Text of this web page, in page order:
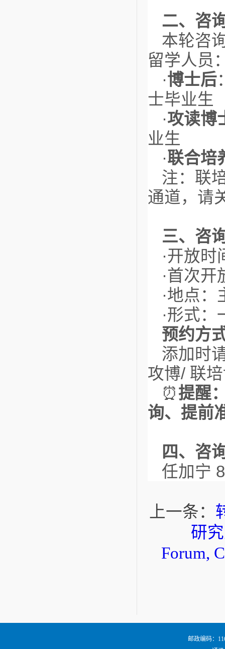
二、咨
本轮咨
留学人员
·博士后
士毕业生
·攻读博
业生
·联合培
注：联
通道，请
三、咨
·开放
·首次
·地点
·形式：
预约方
添加时
攻博/ 联
⏰提醒
询、提前
四、咨
任加宁
上一条：
研
Forum,
邮政编码：